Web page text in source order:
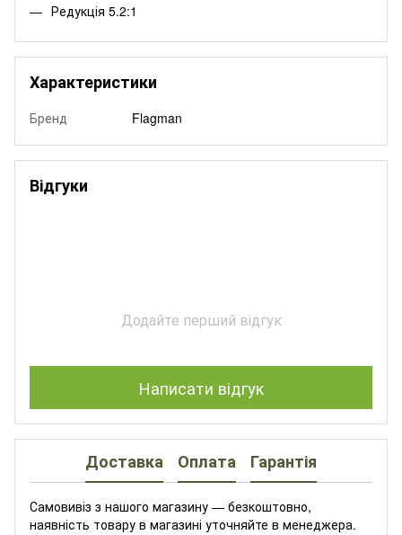
Редукція 5.2:1
Характеристики
Бренд Flagman
Відгуки
Додайте перший відгук
Написати відгук
Доставка Оплата Гарантія
Самовивіз з нашого магазину — безкоштовно,
наявність товару в магазині уточняйте в менеджера.